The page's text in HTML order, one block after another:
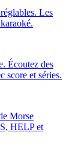
Les
Écoutez des
score et séries.
Morse
HELP et